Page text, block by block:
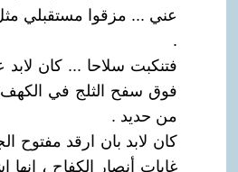
عني ... مزقوا مستقبلي مثل
.
فتنكبت سلاحا ... كان
فوق سفح الثلج في الكهف
من حديد .
كان لابد بان ارقد مفتوح
غابات أنصار الكفاح ،